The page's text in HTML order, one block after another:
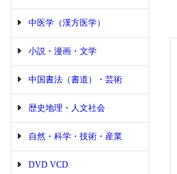
中医学（漢方医学）
小説・漫画・文学
中国書法（書道）・芸術
歴史地理・人文社会
自然・科学・技術・産業
DVD VCD